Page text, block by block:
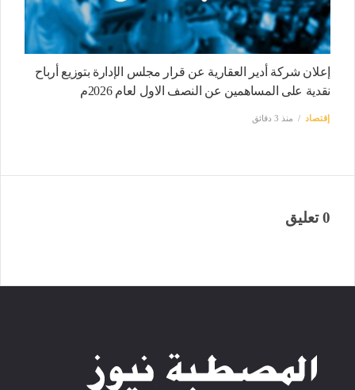
إعلان شركة أدير العقارية عن قرار مجلس الإدارة بتوزيع أرباح
نقدية على المساهمين عن النصف الاول لعام 2026م
إقتصاد منذ 3 دقائق
0 تعليق